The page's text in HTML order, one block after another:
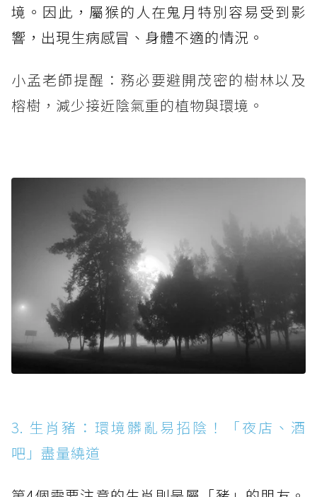
境。因此，屬猴的人在鬼月特別容易受到影
響，出現生病感冒、身體不適的情況。
小孟老師提醒：務必要避開茂密的樹林以及
榕樹，減少接近陰氣重的植物與環境。
3. 生肖豬：環境髒亂易招陰！「夜店、酒
吧」盡量繞道